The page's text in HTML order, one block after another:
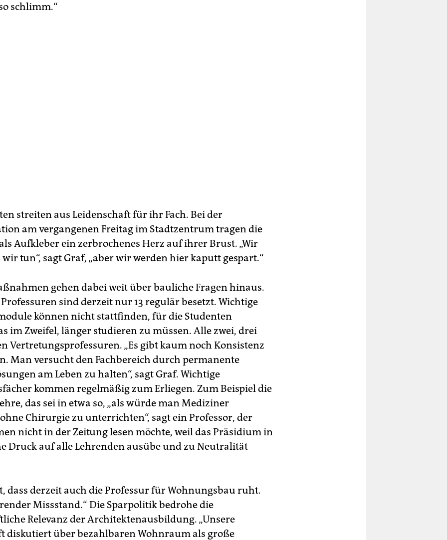
schlimm.“
streiten aus Leidenschaft für ihr Fach. Bei der
am vergangenen Freitag im Stadtzentrum tragen die
Aufkleber ein zerbrochenes Herz auf ihrer Brust. „Wir
tun“, sagt Graf, „aber wir werden hier kaputt gespart.“
gehen dabei weit über bauliche Fragen hinaus.
Professuren sind derzeit nur 13 regulär besetzt. Wichtige
können nicht stattfinden, für die Studenten
im Zweifel, länger studieren zu müssen. Alle zwei, drei
Vertretungsprofessuren. „Es gibt kaum noch Konsistenz
Man versucht den Fachbereich durch permanente
am Leben zu halten“, sagt Graf. Wichtige
kommen regelmäßig zum Erliegen. Zum Beispiel die
das sei in etwa so, „als würde man Mediziner
Chirurgie zu unterrichten“, sagt ein Professor, der
nicht in der Zeitung lesen möchte, weil das Präsidium in
Druck auf alle Lehrenden ausübe und zu Neutralität
dass derzeit auch die Professur für Wohnungsbau ruht.
Missstand.“ Die Sparpolitik bedrohe die
Relevanz der Architektenausbildung. „Unsere
diskutiert über bezahlbaren Wohnraum als große